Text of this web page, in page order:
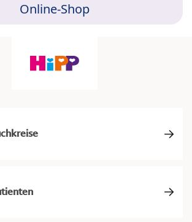
Online-Shop